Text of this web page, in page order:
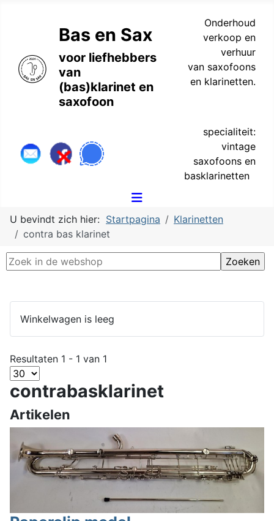
Bas en Sax
voor liefhebbers
van
(bas)klarinet en
saxofoon
Onderhoud
verkoop en
verhuur
van saxofoons
en klarinetten.
specialiteit:
vintage
saxofoons en
basklarinetten
U bevindt zich hier: Startpagina
Klarinetten
contra bas klarinet
Winkelwagen is leeg
Resultaten 1 - 1 van 1
contrabasklarinet
Artikelen